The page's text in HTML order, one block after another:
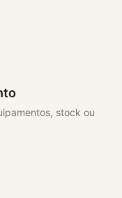
stock ou